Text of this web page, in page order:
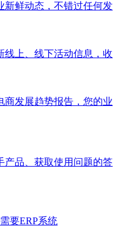
新鲜动态，不错过任何发
线上、线下活动信息，收
商发展趋势报告，您的业
产品、获取使用问题的答
要ERP系统